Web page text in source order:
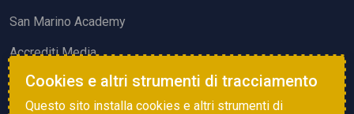
San Marino Academy
Accrediti Media
ATTIVITÀ ED EVENTI
Cookies e altri strumenti di tracciamento
Questo sito installa cookies e altri strumenti di